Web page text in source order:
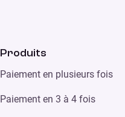
Produits
Paiement en plusieurs fois
Paiement en 3 à 4 fois